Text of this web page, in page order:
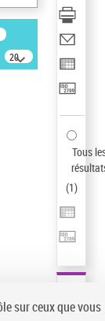
20
résultats/page
Tous
(1)
sur ceux que vous